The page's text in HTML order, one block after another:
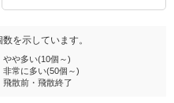
を示しています。
やや多い(10個～)
非常に多い(50個～)
飛散前・飛散終了